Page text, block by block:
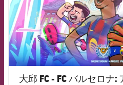
大邱 FC - FC バルセロナ